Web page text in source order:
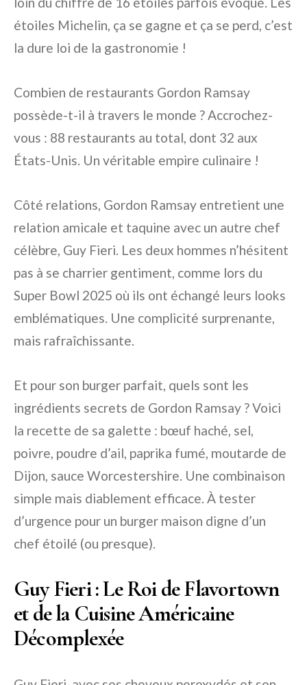
étoiles Michelin, ça se gagne et ça se perd, c’est
la dure loi de la gastronomie !
Combien de restaurants Gordon Ramsay
possède-t-il à travers le monde ? Accrochez-
vous : 88 restaurants au total, dont 32 aux
États-Unis. Un véritable empire culinaire !
Côté relations, Gordon Ramsay entretient une
relation amicale et taquine avec un autre chef
célèbre, Guy Fieri. Les deux hommes n’hésitent
pas à se charrier gentiment, comme lors du
Super Bowl 2025 où ils ont échangé leurs looks
emblématiques. Une complicité surprenante,
mais rafraîchissante.
Et pour son burger parfait, quels sont les
ingrédients secrets de Gordon Ramsay ? Voici
la recette de sa galette : bœuf haché, sel,
poivre, poudre d’ail, paprika fumé, moutarde de
Dijon, sauce Worcestershire. Une combinaison
simple mais diablement efficace. À tester
d’urgence pour un burger maison digne d’un
chef étoilé (ou presque).
Guy Fieri : Le Roi de Flavortown
et de la Cuisine Américaine
Décomplexée